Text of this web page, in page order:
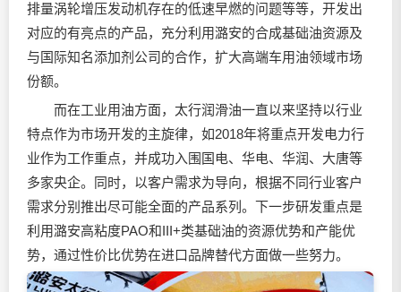
排量涡轮增压发动机存在的低速早燃的问题等等，开发出
对应的有亮点的产品，充分利用潞安的合成基础油资源及
与国际知名添加剂公司的合作，扩大高端车用油领域市场
份额。
而在工业用油方面，太行润滑油一直以来坚持以行业
特点作为市场开发的主旋律，如2018年将重点开发电力行
业作为工作重点，并成功入围国电、华电、华润、大唐等
多家央企。同时，以客户需求为导向，根据不同行业客户
需求分别推出尽可能全面的产品系列。下一步研发重点是
利用潞安高粘度PAO和III+类基础油的资源优势和产能优
势，通过性价比优势在进口品牌替代方面做一些努力。